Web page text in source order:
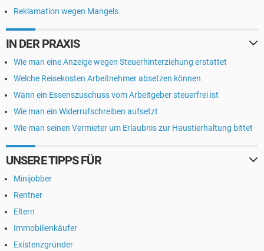
Reklamation wegen Mangels
IN DER PRAXIS
Wie man eine Anzeige wegen Steuerhinterziehung erstattet
Welche Reisekosten Arbeitnehmer absetzen können
Wann ein Essenszuschuss vom Arbeitgeber steuerfrei ist
Wie man ein Widerrufschreiben aufsetzt
Wie man seinen Vermieter um Erlaubnis zur Haustierhaltung bittet
UNSERE TIPPS FÜR
Minijobber
Rentner
Eltern
Immobilienkäufer
Existenzgründer